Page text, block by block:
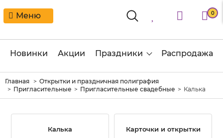
Меню 0
Новинки Акции Праздники Распродажа
Главная
Открытки и праздничная полиграфия
Пригласительные
Пригласительные свадебные Калька
Калька Карточки и открытки